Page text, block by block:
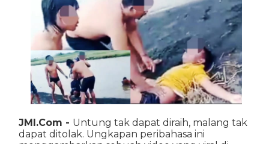
JMI.Com - Untung tak dapat diraih, malang tak
dapat ditolak. Ungkapan peribahasa ini